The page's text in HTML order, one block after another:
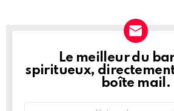
NEWSLETTER
Le meilleur du
spiritueux,
boîte mail.